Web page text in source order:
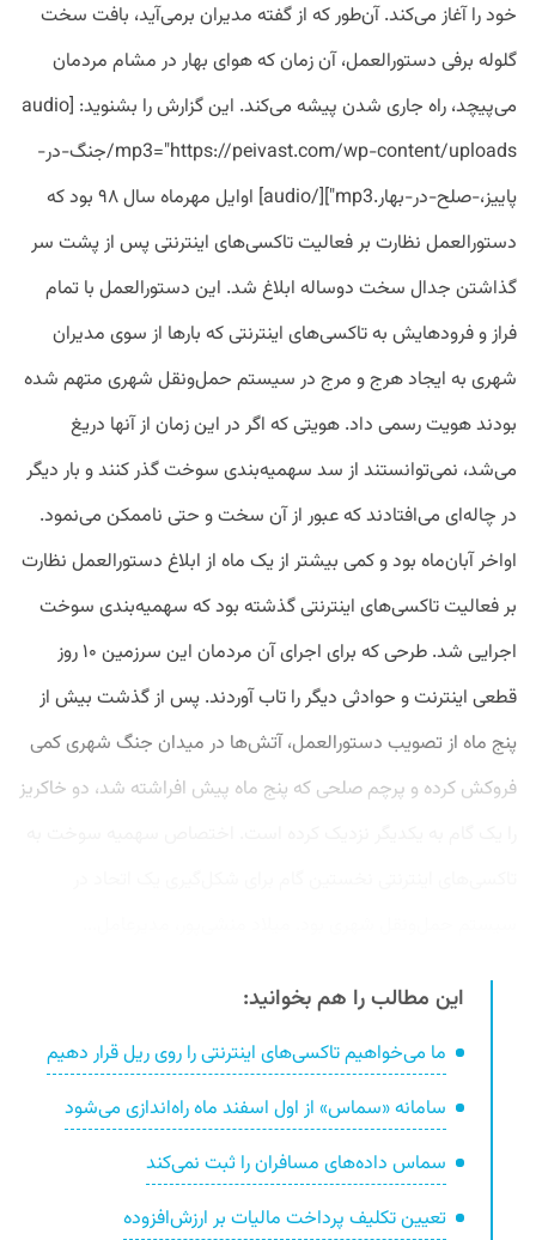
خود را آغاز می‌کند. آن‌طور که از گفته مدیران برمی‌آید، بافت سخت
گلوله برفی دستورالعمل، آن زمان که هوای بهار در مشام مردمان
می‌پیچد، راه جاری شدن پیشه می‌کند. این گزارش را بشنوید: [audio
mp3="https://peivast.com/wp-content/uploads/جنگ-در-
پاییز،-صلح-در-بهار.mp3"][/audio] اوایل مهرماه سال ۹۸ بود که
دستورالعمل نظارت بر فعالیت تاکسی‌های اینترنتی پس از پشت سر
گذاشتن جدال سخت دوساله ابلاغ شد. این دستورالعمل با تمام
فراز و فرودهایش به تاکسی‌های اینترنتی که بارها از سوی مدیران
شهری به ایجاد هرج و مرج در سیستم حمل‌ونقل شهری متهم شده
بودند هویت رسمی داد. هویتی که اگر در این زمان از آنها دریغ
می‌شد، نمی‌توانستند از سد سهمیه‌بندی سوخت گذر کنند و بار دیگر
در چاله‌ای می‌‌افتادند که عبور از آن سخت و حتی ناممکن می‌نمود.
اواخر آبان‌‌ماه بود و کمی بیشتر از یک ماه از ابلاغ دستورالعمل نظارت
بر فعالیت تاکسی‌های اینترنتی گذشته بود که سهمیه‌بندی سوخت
اجرایی شد. طرحی که برای اجرای آن مردمان این سرزمین ۱۰ روز
قطعی اینترنت و حوادثی دیگر را تاب آوردند. پس از گذشت بیش از
پنج ماه از تصویب دستورالعمل، آتش‌ها در میدان جنگ شهری کمی
فروکش کرده و پرچم صلحی که پنج ماه پیش افراشته شد، دو خاکریز
این مطالب را هم بخوانید:
ما می‌خواهیم تاکسی‌های اینترنتی را روی ریل قرار دهیم
سامانه «سماس» از اول اسفند ماه راه‌اندازی می‌شود
سماس داده‌های مسافران را ثبت نمی‌کند
تعیین تکلیف پرداخت مالیات بر ارزش‌افزوده